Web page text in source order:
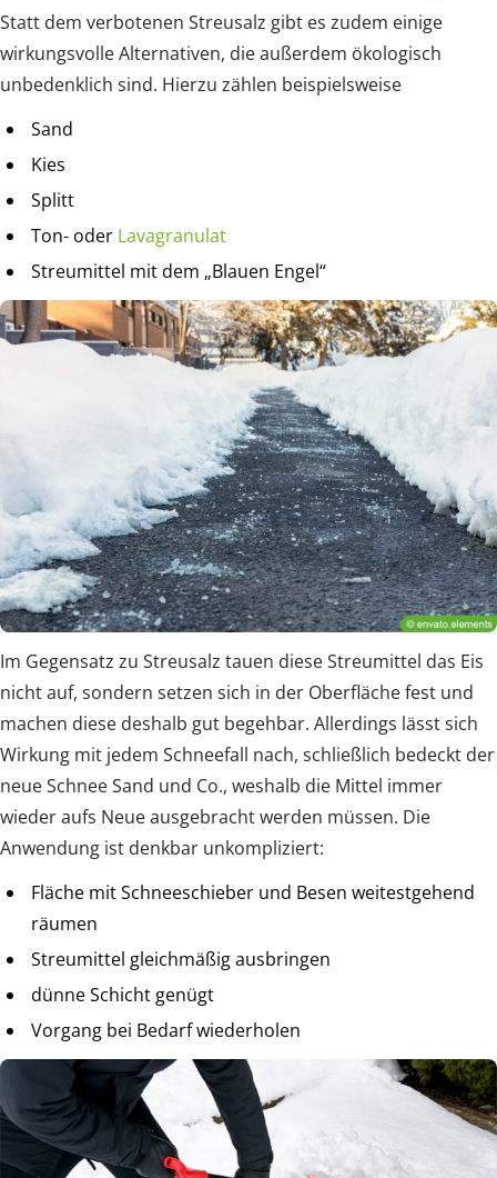
Statt dem verbotenen Streusalz gibt es zudem einige
wirkungsvolle Alternativen, die außerdem ökologisch
unbedenklich sind. Hierzu zählen beispielsweise
Sand
Kies
Splitt
Ton- oder Lavagranulat
Streumittel mit dem „Blauen Engel“
Im Gegensatz zu Streusalz tauen diese Streumittel das Eis
nicht auf, sondern setzen sich in der Oberfläche fest und
machen diese deshalb gut begehbar. Allerdings lässt sich
Wirkung mit jedem Schneefall nach, schließlich bedeckt der
neue Schnee Sand und Co., weshalb die Mittel immer
wieder aufs Neue ausgebracht werden müssen. Die
Anwendung ist denkbar unkompliziert:
Fläche mit Schneeschieber und Besen weitestgehend
räumen
Streumittel gleichmäßig ausbringen
dünne Schicht genügt
Vorgang bei Bedarf wiederholen